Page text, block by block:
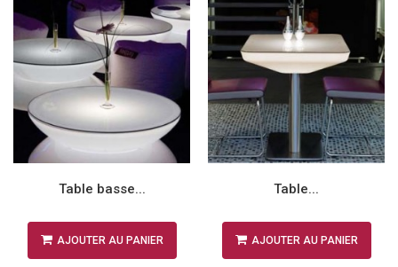
Table basse...
AJOUTER AU PANIER
Table...
AJOUTER AU PANIER